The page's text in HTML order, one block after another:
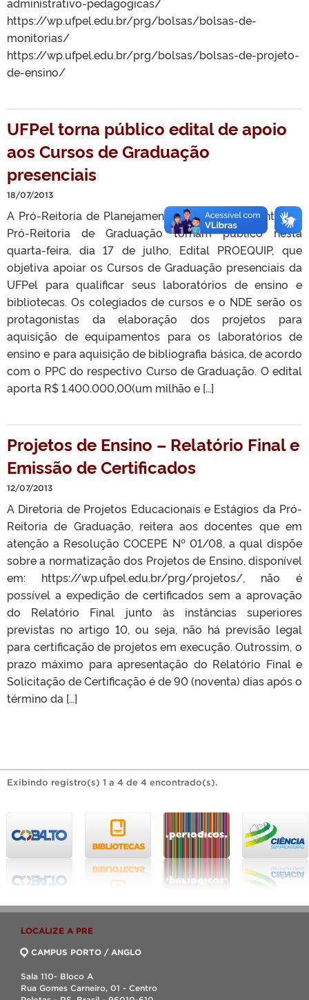
https://wp.ufpel.edu.br/prg/bolsas/bolsas-de-
monitorias/
https://wp.ufpel.edu.br/prg/bolsas/bolsas-de-projeto-
de-ensino/
UFPel torna público edital de apoio
aos Cursos de Graduação
presenciais
18/07/2013
A Pró-Reitoria de Planejamento e Desenvolvimento e a
Pró-Reitoria de Graduação tornam público nesta
quarta-feira, dia 17 de julho, Edital PROEQUIP, que
objetiva apoiar os Cursos de Graduação presenciais da
UFPel para qualificar seus laboratórios de ensino e
bibliotecas. Os colegiados de cursos e o NDE serão os
protagonistas da elaboração dos projetos para
aquisição de equipamentos para os laboratórios de
ensino e para aquisição de bibliografia básica, de acordo
com o PPC do respectivo Curso de Graduação. O edital
aporta R$ 1.400.000,00(um milhão e […]
Projetos de Ensino – Relatório Final e
Emissão de Certificados
12/07/2013
A Diretoria de Projetos Educacionais e Estágios da Pró-
Reitoria de Graduação, reitera aos docentes que em
atenção a Resolução COCEPE Nº 01/08, a qual dispõe
sobre a normatização dos Projetos de Ensino, disponível
em: https://wp.ufpel.edu.br/prg/projetos/, não é
possível a expedição de certificados sem a aprovação
do Relatório Final junto às instâncias superiores
previstas no artigo 10, ou seja, não há previsão legal
para certificação de projetos em execução. Outrossim, o
prazo máximo para apresentação do Relatório Final e
Solicitação de Certificação é de 90 (noventa) dias após o
término da […]
Exibindo registro(s) 1 a 4 de 4 encontrado(s).
LOCALIZE A PRE
CAMPUS PORTO / ANGLO
Sala 110- Bloco A
Rua Gomes Carneiro, 01 - Centro